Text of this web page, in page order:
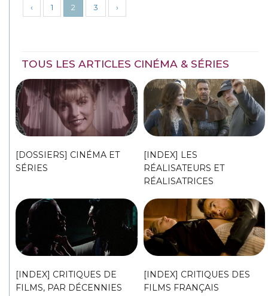
‹ 1 2 3 ›
TOUS LES ARTICLES CINÉMA & SÉRIES
[DOSSIERS] CINÉMA ET
SÉRIES
[INDEX] LES
RÉALISATEURS ET
RÉALISATRICES
[INDEX] CRITIQUES DE
FILMS, PAR DÉCENNIES
[INDEX] CRITIQUES DES
FILMS FRANÇAIS